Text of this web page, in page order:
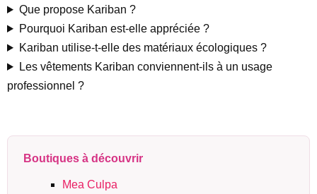
Que propose Kariban ?
Pourquoi Kariban est-elle appréciée ?
Kariban utilise-t-elle des matériaux écologiques ?
Les vêtements Kariban conviennent-ils à un usage
professionnel ?
Boutiques à découvrir
Mea Culpa